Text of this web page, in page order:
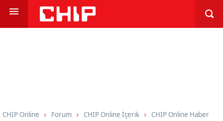
CHIP Online Forum CHIP Online İçerik CHIP Online Haber